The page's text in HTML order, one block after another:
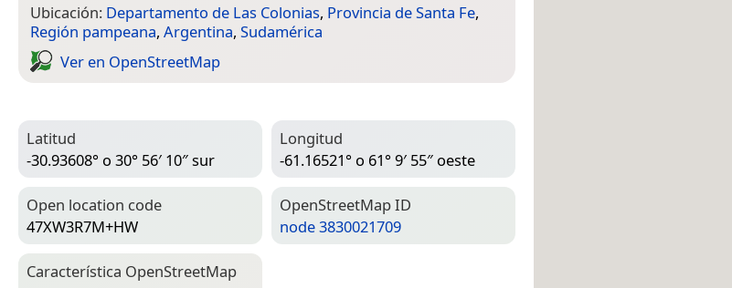
Ubicación: Departamento de Las Colonias, Provincia de Santa Fe,
Región pampeana, Argentina, Sudamérica
Ver en Open­Street­Map
Latitud
-30.93608° o 30° 56′ 10″ sur
Longitud
-61.16521° o 61° 9′ 55″ oeste
Open location code
47XW3R7M+HW
Open­Street­Map ID
node 3830021709
Característica Open­Street­Map